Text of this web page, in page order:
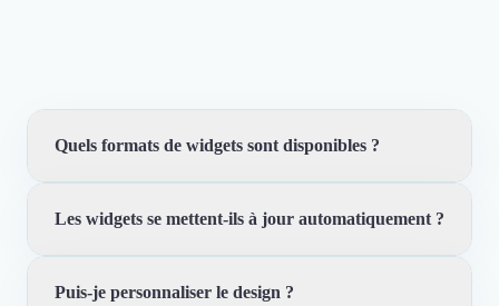
Quels formats de widgets sont disponibles ?
Badge de note, carrousel, grille, liste, logos, portraits,
Les widgets se mettent-ils à jour automatiquement ?
Oui. Les avis validés peuvent alimenter les widgets
Puis-je personnaliser le design ?